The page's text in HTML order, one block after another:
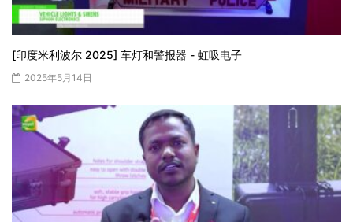
[印度米利波尔 2025] 车灯和警报器 - 虹吸电子
2025年5月14日